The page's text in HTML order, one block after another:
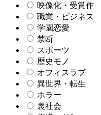
映像化・受賞作
職業・ビジネス
学園恋愛
禁断
スポーツ
歴史モノ
オフィスラブ
異世界・転生
ホラー
裏社会